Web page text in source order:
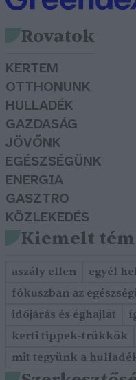
Rovatok
KERTEM
OTTHONUNK
HULLADÉK
GAZDASÁG
JÖVŐNK
EGÉSZSÉGÜNK
ENERGIA
GASZTRO
KÖZLEKEDÉS
Kiemelt
aszály ellen egyél
fókuszban az
időjárás és éghajlat
kerti tippek-trükkök
mit tegyünk a